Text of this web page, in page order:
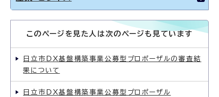
このページを見た人は次のページも見ています
日立市DX基盤構築事業公募型プロポーザルの審査結
果について
日立市DX基盤構築事業公募型プロポーザル